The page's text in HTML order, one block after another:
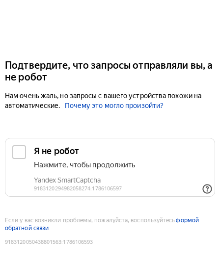
Подтвердите, что запросы отправляли вы, а
не робот
Нам очень жаль, но запросы с вашего устройства похожи на
автоматические.
Почему это могло произойти?
Если у вас возникли проблемы, пожалуйста, воспользуйтесьформой
обратной связи
9183120050438801563:1786106593